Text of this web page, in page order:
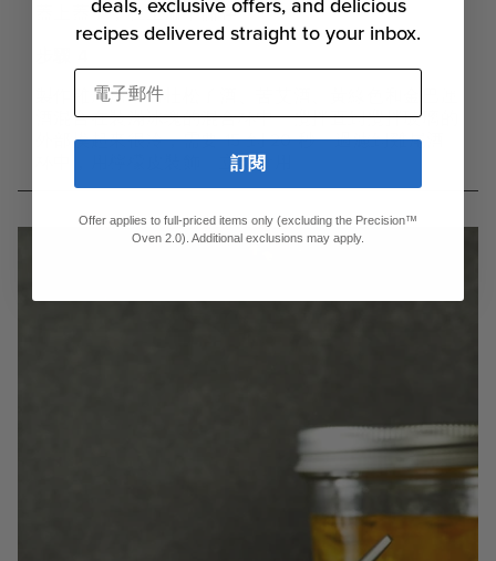
蓋上蓋子，在室溫下儲存。
製作雞尾酒：將杜松子酒、苦艾酒、黃綠色和金巴厘
酒混合在裝滿冰塊的混合杯中。攪拌直到攪拌玻璃的
外部摸起來很冷，需要 15 到 20 秒。過濾到雞尾酒
杯中，用檸檬皮裝飾。立即食用。
recipes delivered straight to your inbox.
電子郵件
訂閱
Offer applies to full-priced items only (excluding the Precision™
Oven 2.0). Additional exclusions may apply.